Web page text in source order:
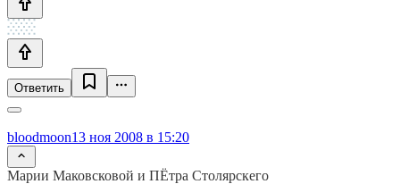
Ответить
bloodmoon13 ноя 2008 в 15:20
Марии Маковсковой и ПЁтра Столярскего